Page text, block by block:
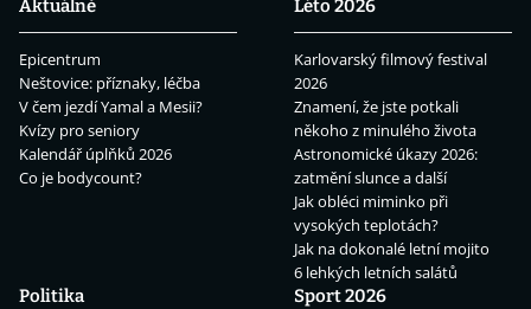
Aktuálně
Epicentrum
Neštovice: příznaky, léčba
V čem jezdí Yamal a Mesii?
Kvízy pro seniory
Kalendář úplňků 2026
Co je bodycount?
Léto 2026
Karlovarský filmový festival
2026
Znamení, že jste potkali
někoho z minulého života
Astronomické úkazy 2026:
zatmění slunce a další
Jak obléci miminko při
vysokých teplotách?
Jak na dokonalé letní mojito
6 lehkých letních salátů
Politika
Sport 2026